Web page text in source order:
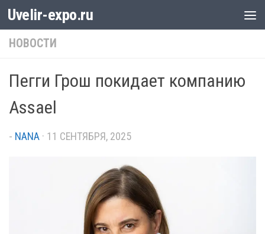
Перейти к содержимому
Uvelir-expo.ru
НОВОСТИ
Пегги Грош покидает компанию
Assael
- NANA · 11 СЕНТЯБРЯ, 2025